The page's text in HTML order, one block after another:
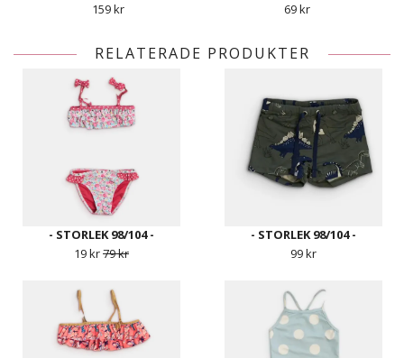
159 kr 69 kr
RELATERADE PRODUKTER
- STORLEK 98/104 -
19 kr79 kr
- STORLEK 98/104 -
99 kr